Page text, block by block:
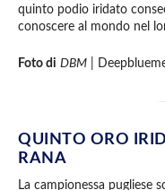
quinto podio iridato
conoscere al mondo nel
Foto di DBM |
QUINTO ORO
RANA
La campionessa pugliese